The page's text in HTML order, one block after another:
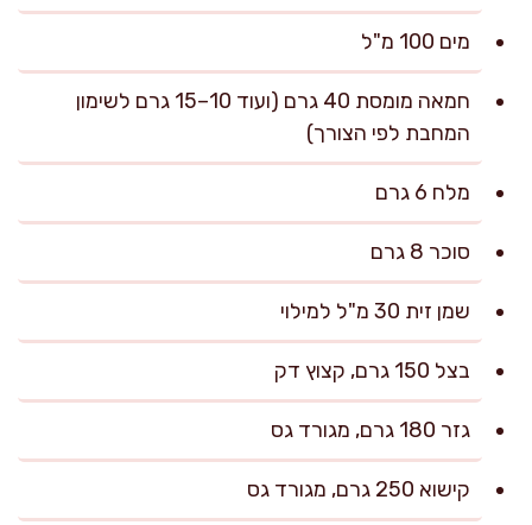
מים 100 מ"ל
חמאה מומסת 40 גרם (ועוד 10–15 גרם לשימון
המחבת לפי הצורך)
מלח 6 גרם
סוכר 8 גרם
שמן זית 30 מ"ל למילוי
בצל 150 גרם, קצוץ דק
גזר 180 גרם, מגורד גס
קישוא 250 גרם, מגורד גס